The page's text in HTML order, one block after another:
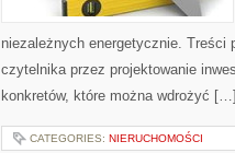
niezależnych energetycznie. Treści
czytelnika przez projektowanie
konkretów, które można wdrożyć […]
CATEGORIES: NIERUCHOMOŚCI